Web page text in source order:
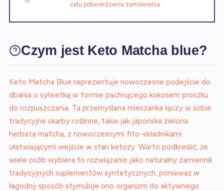
celu potwierdzenia zamówienia.
Czym jest Keto Matcha blue?
Keto Matcha Blue reprezentuje nowoczesne podejście do
dbania o sylwetkę w formie pachnącego kokosem proszku
do rozpuszczania. Ta przemyślana mieszanka łączy w sobie
tradycyjne skarby roślinne, takie jak japońska zielona
herbata matcha, z nowoczesnymi fito-składnikami
ułatwiającymi wejście w stan ketozy. Warto podkreślić, że
wiele osób wybiera to rozwiązanie jako naturalny zamiennik
tradycyjnych suplementów syntetycznych, ponieważ w
łagodny sposób stymuluje ono organizm do aktywnego